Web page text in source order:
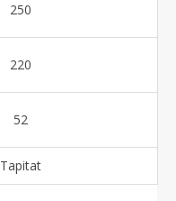
250
220
52
Tapitat